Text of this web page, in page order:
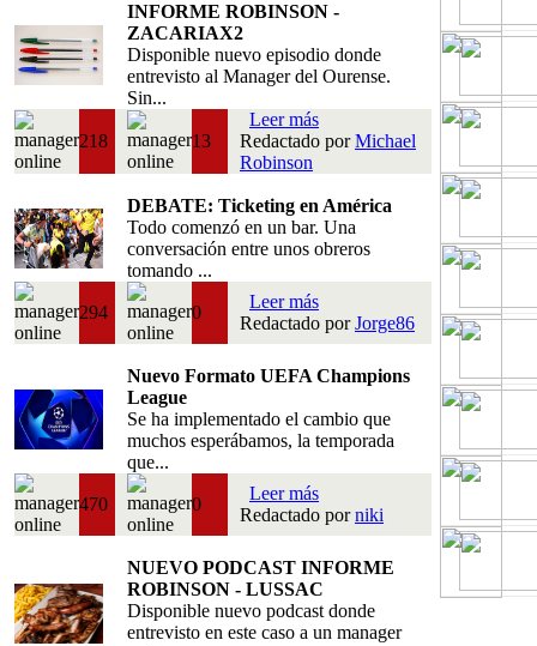
INFORME ROBINSON -
ZACARIAX2
Disponible nuevo episodio donde
entrevisto al Manager del Ourense.
Sin...
218 13
Leer más
Redactado porMichael
Robinson
DEBATE: Ticketing en América
Todo comenzó en un bar. Una
conversación entre unos obreros
tomando ...
294 0
Leer más
Redactado porJorge86
Nuevo Formato UEFA Champions
League
Se ha implementado el cambio que
muchos esperábamos, la temporada
que...
470 0
Leer más
Redactado porniki
NUEVO PODCAST INFORME
ROBINSON - LUSSAC
Disponible nuevo podcast donde
entrevisto en este caso a un manager